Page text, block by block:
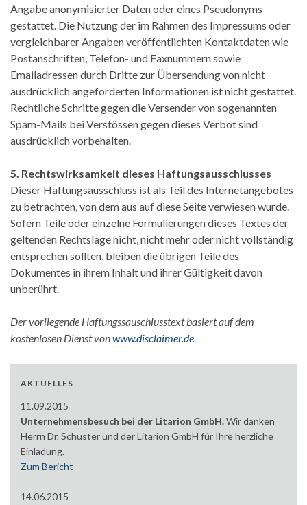
Angabe anonymisierter Daten oder eines Pseudonyms
gestattet. Die Nutzung der im Rahmen des Impressums oder
vergleichbarer Angaben veröffentlichten Kontaktdaten wie
Postanschriften, Telefon- und Faxnummern sowie
Emailadressen durch Dritte zur Übersendung von nicht
ausdrücklich angeforderten Informationen ist nicht gestattet.
Rechtliche Schritte gegen die Versender von sogenannten
Spam-Mails bei Verstössen gegen dieses Verbot sind
ausdrücklich vorbehalten.
5. Rechtswirksamkeit dieses Haftungsausschlusses
Dieser Haftungsausschluss ist als Teil des Internetangebotes
zu betrachten, von dem aus auf diese Seite verwiesen wurde.
Sofern Teile oder einzelne Formulierungen dieses Textes der
geltenden Rechtslage nicht, nicht mehr oder nicht vollständig
entsprechen sollten, bleiben die übrigen Teile des
Dokumentes in ihrem Inhalt und ihrer Gültigkeit davon
unberührt.
Der vorliegende Haftungssauschlusstext basiert auf dem
kostenlosen Dienst vonwww.disclaimer.de
AKTUELLES
11.09.2015
Unternehmensbesuch bei der Litarion GmbH.Wir danken
Herrn Dr. Schuster und der Litarion GmbH für Ihre herzliche
Einladung.
Zum Bericht
14.06.2015